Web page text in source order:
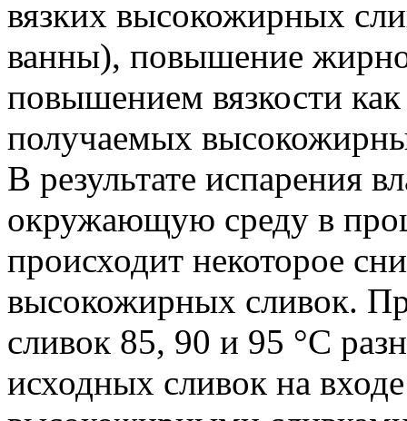
вязких высокожирных
ванны), повышение
повышением вязкости
получаемых
В результате испарения
окружающую среду в
происходит некоторое
высокожирных сливок.
сливок 85, 90 и 95 °C
исходных сливок на